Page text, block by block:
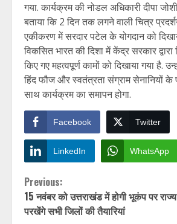
गया. कार्यक्रम की नोडल अधिकारी दीपा
बताया कि 2 दिन तक लगने वाली चित्र
एकीकरण में सरदार पटेल के योगदान को
विकसित भारत की दिशा में केंद्र सरकार
किए गए महत्वपूर्ण कामों को दिखाया गया है.
हिंद फौज और स्वतंत्रता संग्राम सेनानियों
साथ कार्यक्रम का समापन होगा.
Facebook Twitter
LinkedIn WhatsApp
Continue
Reading
Previous:
15 नवंबर को उत्तराखंड में होगी भूकंप पर
परखेंगे सभी जिलों की तैयारियां